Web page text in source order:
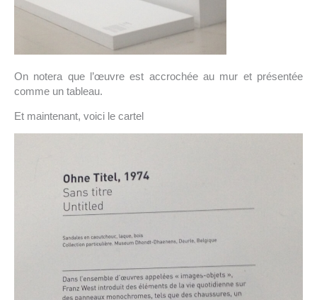
On notera que l’œuvre est accrochée au mur et présentée
comme un tableau.
Et maintenant, voici le cartel